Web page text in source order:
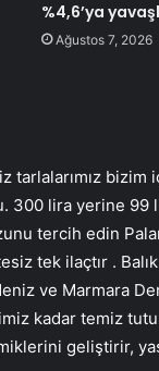
%4,6’ya
Ağustos 7, 2026
tarlalarımız
lira yerine 99
tercih edin
tek ilaçtır .
ve Marmara
kadar temiz
geliştirir,